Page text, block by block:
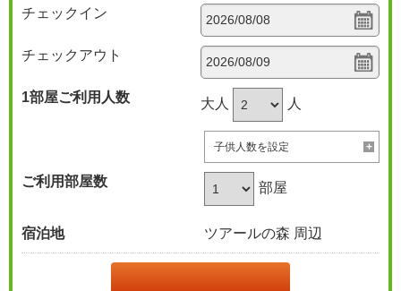
チェックイン
チェックアウト
1部屋ご利用人数 大人 人
子供人数を設定
ご利用部屋数 部屋
宿泊地 ツアールの森 周辺